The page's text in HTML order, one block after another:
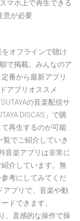
マホ上で再生できる
意が必要
オフラインで聴け
で掲載。みんなのア
番から最新アプリ
アプリオススメ
の音楽配信サ
DISCAS」で購
再生するのが可能
でご紹介していき
音楽アプリは非常に
介しています。無
考にしてみてくだ
アプリで、音楽や動
ドできます。
、直感的な操作で操